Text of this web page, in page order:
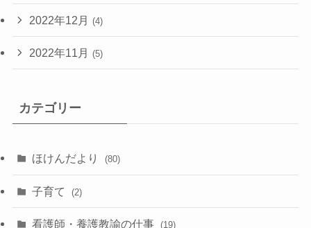
2022年12月 (4)
2022年11月 (5)
カテゴリー
ほけんだより (80)
子育て (2)
看護師・養護教諭の仕事 (19)